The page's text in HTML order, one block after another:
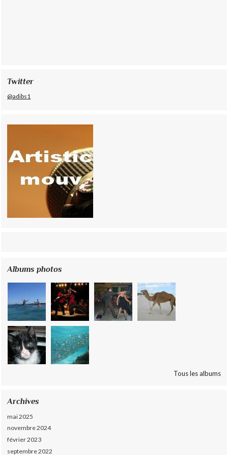
Twitter
@adibs1
Albums photos
Tous les albums
Archives
mai 2025
novembre 2024
février 2023
septembre 2022